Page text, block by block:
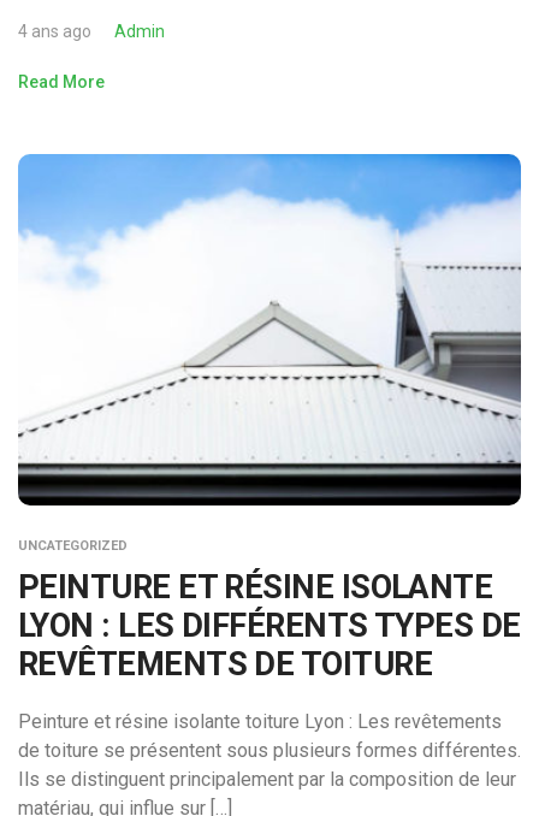
4 ans ago Admin
Read More
UNCATEGORIZED
PEINTURE ET RÉSINE ISOLANTE
LYON : LES DIFFÉRENTS TYPES DE
REVÊTEMENTS DE TOITURE
Peinture et résine isolante toiture Lyon : Les revêtements
de toiture se présentent sous plusieurs formes différentes.
Ils se distinguent principalement par la composition de leur
matériau, qui influe sur […]